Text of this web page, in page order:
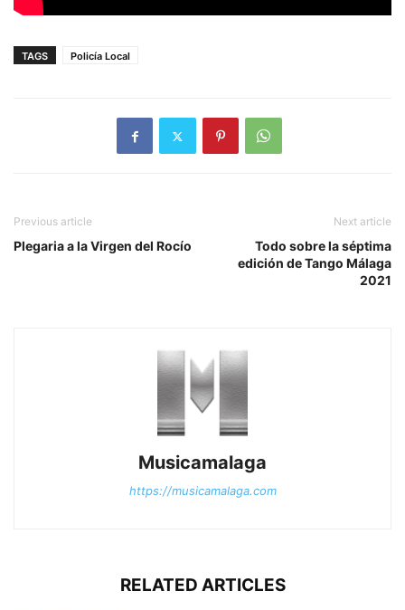
TAGS Policía Local
Previous article
Plegaria a la Virgen del Rocío
Next article
Todo sobre la séptima
edición de Tango Málaga
2021
Musicamalaga
https://musicamalaga.com
RELATED ARTICLES